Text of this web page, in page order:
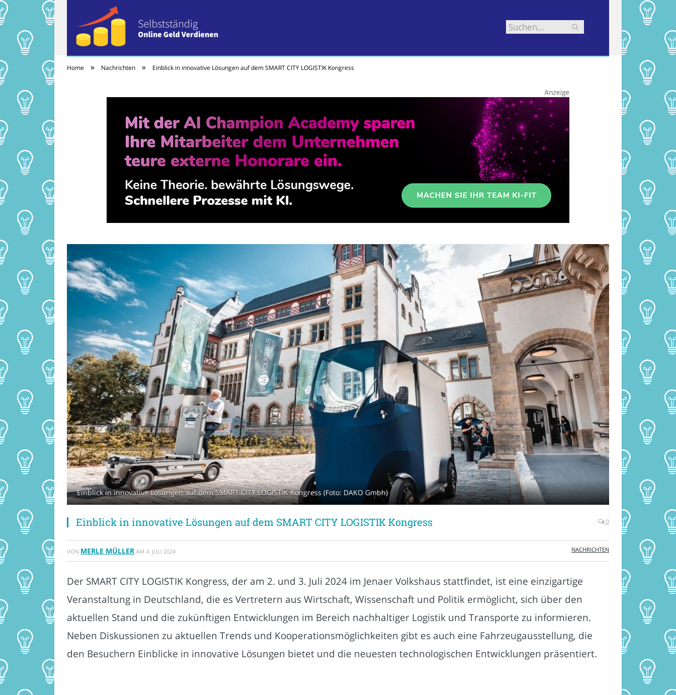
Home » Nachrichten » Einblick in innovative Lösungen auf dem SMART CITY LOGISTIK Kongress
Einblick in innovative Lösungen auf dem SMART CITY LOGISTIK Kongress (Foto: DAKO Gmbh)
Einblick in innovative Lösungen auf dem SMART CITY LOGISTIK Kongress 0
VON MERLE MÜLLER AM 4. JULI 2024 NACHRICHTEN
Der SMART CITY LOGISTIK Kongress, der am 2. und 3. Juli 2024 im Jenaer Volkshaus stattfindet, ist eine einzigartige
Veranstaltung in Deutschland, die es Vertretern aus Wirtschaft, Wissenschaft und Politik ermöglicht, sich über den
aktuellen Stand und die zukünftigen Entwicklungen im Bereich nachhaltiger Logistik und Transporte zu informieren.
Neben Diskussionen zu aktuellen Trends und Kooperationsmöglichkeiten gibt es auch eine Fahrzeugausstellung, die
den Besuchern Einblicke in innovative Lösungen bietet und die neuesten technologischen Entwicklungen präsentiert.